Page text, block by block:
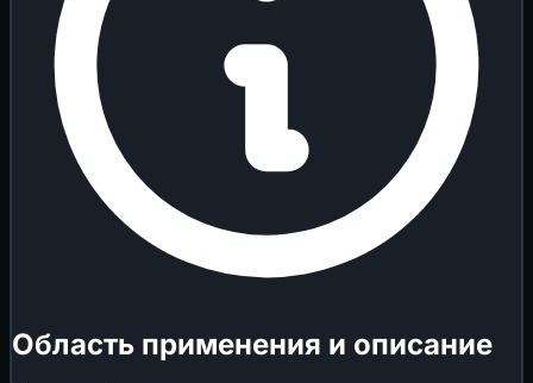
Область применения и описание